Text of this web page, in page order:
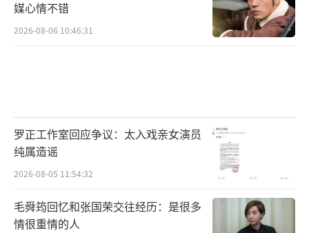
媒心情不错
2026-08-06 10:46:31
罗正工作室回应争议：太入戏亲女演员
纯属造谣
2026-08-05 11:54:32
毛舜筠回忆和张国荣交往经历：是很多
情很重情的人